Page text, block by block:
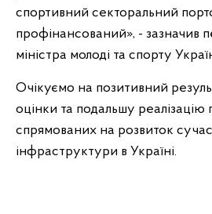
спортивний секторальний
профінансований», - зазначив
міністра молоді та спорту
Очікуємо на позитивний
оцінки та подальшу реалізацію
спрямованих на розвиток
інфраструктури в Україні.